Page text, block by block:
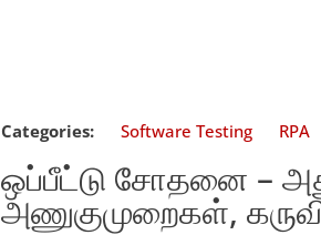
Categories: Software Testing RPA
ஒப்பீட்டு சோதனை –
அணுகுமுறைகள்,